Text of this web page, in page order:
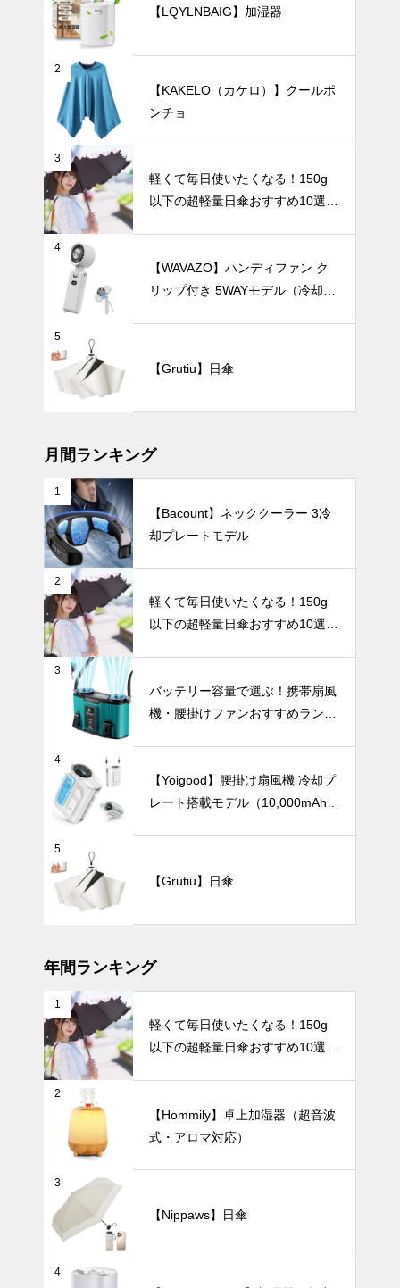
ときを 〜
お部屋をワン
ランク上の空
間へ。ホワイ
ト系の花瓶8
選で叶える上
質インテリ
暑さ対策
バッテリー容
量で選ぶ！携
帯扇風機・腰
掛けファンお
すすめランキ
ングTOP10
【2026年最
暑さ対策
【2025年最
新版】24時
間以上使える
すめ7選
【2025年最
新版】片手で
ワンタッチ！
自動開閉式の
日傘おすすめ
8選｜毎日の
通勤や旅行が
もっとラクに
UV・雨対策
軽くて毎日使
いたくなる！
150g以下の
すすめ10選
【完全遮光・
晴雨兼用】
インテリア小物
花とアートを
楽しむ暮ら
し。人体モチ
ーフ花瓶が作
インテリア小物
お部屋がまる
でギャラリー
に。アートの
ように飾れる
おしゃれな花
UV・雨対策
ビジネスやア
ウトドアでも
スマートに紫
外線対策を。
めの丈夫で大
UV・雨対策
【LQYLNBAIG】加湿器
2
【KAKELO（カケロ）】クールポ
ンチョ
3
軽くて毎日使いたくなる！150g
以下の超軽量日傘おすすめ10選
4
【WAVAZO】ハンディファン ク
リップ付き 5WAYモデル（冷却プ
5
【Grutiu】日傘
月間ランキング
1
【Bacount】ネッククーラー 3冷
却プレートモデル
2
軽くて毎日使いたくなる！150g
以下の超軽量日傘おすすめ10選
3
バッテリー容量で選ぶ！携帯扇風
機・腰掛けファンおすすめランキ
4
【Yoigood】腰掛け扇風機 冷却プ
レート搭載モデル（10,000mAh・
5
【Grutiu】日傘
年間ランキング
1
軽くて毎日使いたくなる！150g
以下の超軽量日傘おすすめ10選
2
【Hommily】卓上加湿器（超音波
式・アロマ対応）
3
【Nippaws】日傘
4